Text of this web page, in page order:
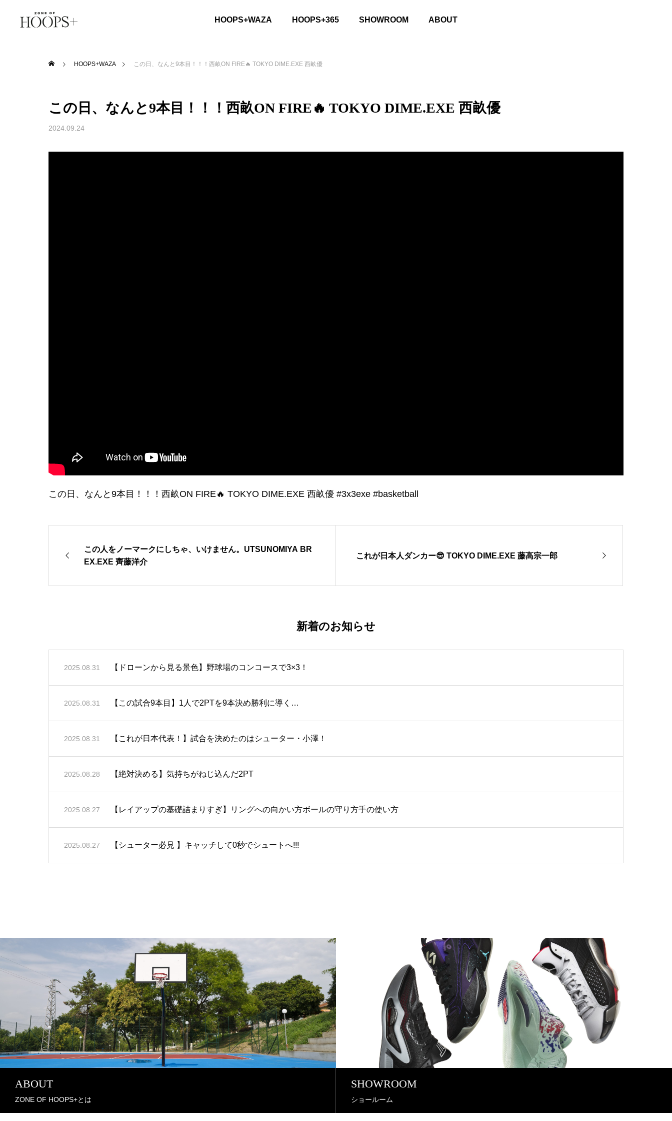
HOOPS+WAZA HOOPS+365 SHOWROOM ABOUT
HOOPS+WAZA この日、なんと9本目！！！西畝ON FIRE🔥 TOKYO DIME.EXE 西畝優
この日、なんと9本目！！！西畝ON FIRE🔥 TOKYO DIME.EXE 西畝優
2024.09.24
この日、なんと9本目！！！西畝ON FIRE🔥 TOKYO DIME.EXE 西畝優 #3x3exe #basketball
この人をノーマークにしちゃ、いけません。UTSUNOMIYA BR
EX.EXE 齊藤洋介
これが日本人ダンカー😎 TOKYO DIME.EXE 藤高宗一郎
新着のお知らせ
2025.08.31 【ドローンから見る景色】野球場のコンコースで3×3！
2025.08.31 【この試合9本目】1人で2PTを9本決め勝利に導く…
2025.08.31 【これが日本代表！】試合を決めたのはシューター・小澤！
2025.08.28 【絶対決める】気持ちがねじ込んだ2PT
2025.08.27 【レイアップの基礎詰まりすぎ】リングへの向かい方ボールの守り方手の使い方
2025.08.27 【シューター必見 】キャッチして0秒でシュートへ!!!
ABOUT
ZONE OF HOOPS+とは
SHOWROOM
ショールーム